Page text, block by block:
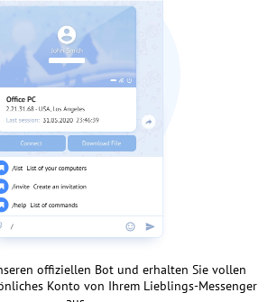
offiziellen Bot und erhalten Sie vollen
Konto von Ihrem Lieblings-Messenger